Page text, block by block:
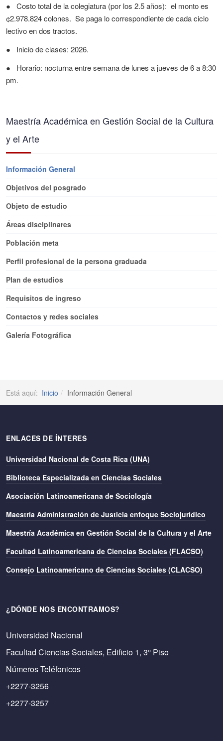
●
Costo total de la colegiatura (por los 2.5 años): el monto es
¢2.978.824 colones. Se paga lo correspondiente de cada ciclo
lectivo en dos tractos.
●
Inicio de clases: 2026.
●
Horario: nocturna entre semana de lunes a jueves de 6 a 8:30
pm.
Maestría Académica en Gestión Social de la Cultura
y el Arte
Información General
Objetivos del posgrado
Objeto de estudio
Áreas disciplinares
Población meta
Perfil profesional de la persona graduada
Plan de estudios
Requisitos de ingreso
Contactos y redes sociales
Galería Fotográfica
Está aquí: Inicio Información General
ENLACES DE ÍNTERES
Universidad Nacional de Costa Rica (UNA)
Biblioteca Especializada en Ciencias Sociales
Asociación Latinoamericana de Sociología
Maestría Administración de Justicia enfoque Sociojurídico
Maestría Académica en Gestión Social de la Cultura y el Arte
Facultad Latinoamericana de Ciencias Sociales (FLACSO)
Consejo Latinoamericano de Ciencias Sociales (CLACSO)
¿DÓNDE NOS ENCONTRAMOS?
Universidad Nacional
Facultad Ciencias Sociales, Edificio 1, 3° Piso
Números Teléfonicos
+2277-3256
+2277-3257